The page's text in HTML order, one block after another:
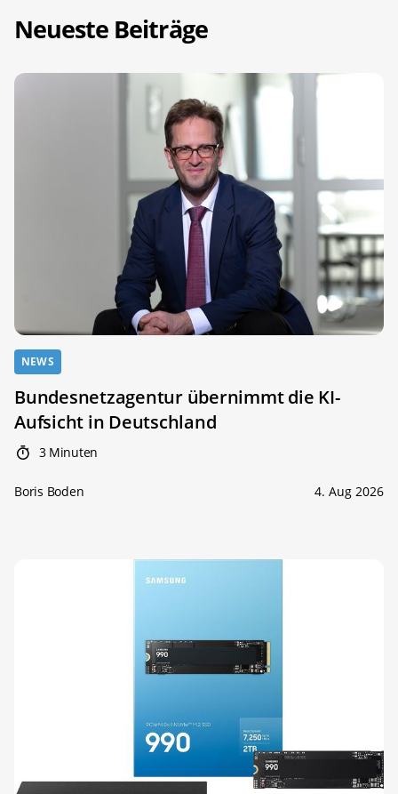
Neueste Beiträge
NEWS
Bundesnetzagentur übernimmt die KI-
Aufsicht in Deutschland
3 Minuten
Boris Boden 4. Aug 2026